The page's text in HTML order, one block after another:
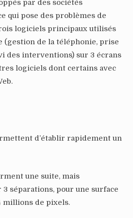
par des sociétés
qui pose des problèmes de
logiciels principaux utilisés
(gestion de la téléphonie, prise
des interventions) sur 3 écrans
logiciels dont certains avec
d’établir rapidement un
une suite, mais
séparations, pour une surface
millions de pixels.